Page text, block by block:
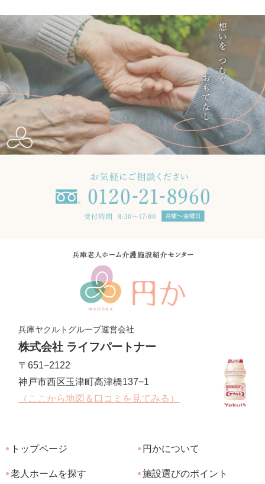
兵庫ヤクルトグループ運営会社
株式会社 ライフパートナー
〒651−2122
神戸市西区玉津町高津橋137−1
（ここから地図＆口コミを見てみる）
トップページ 円かについて
老人ホームを探す 施設選びのポイント